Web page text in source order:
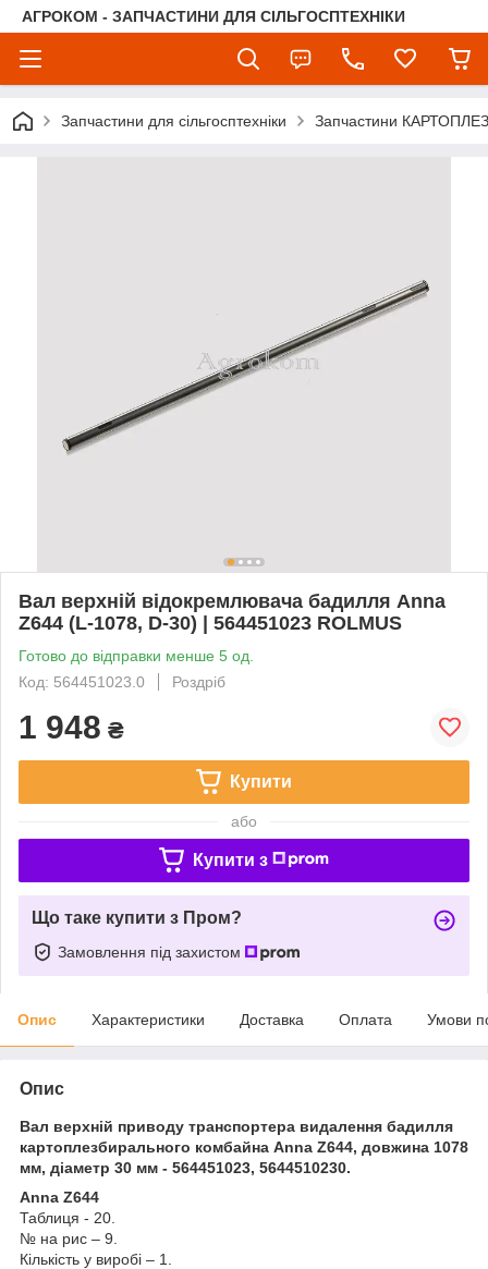
АГРОКОМ - ЗАПЧАСТИНИ ДЛЯ СІЛЬГОСПТЕХНІКИ
Запчастини для сільгосптехніки Запчастини
Вал верхній відокремлювача бадилля Anna
Z644 (L-1078, D-30) | 564451023 ROLMUS
Готово до відправки менше 5 од.
Код: 564451023.0
Роздріб
1 948 ₴
Купити
або
Купити з
Що таке купити з Пром?
Замовлення під захистом
Опис Характеристики Доставка Оплата Умови
Опис
Вал верхній приводу транспортера видалення бадилля
картоплезбирального комбайна Anna Z644, довжина 1078
мм, діаметр 30 мм - 564451023, 5644510230.
Anna Z644
Таблиця - 20.
№ на рис – 9.
Кількість у виробі – 1.